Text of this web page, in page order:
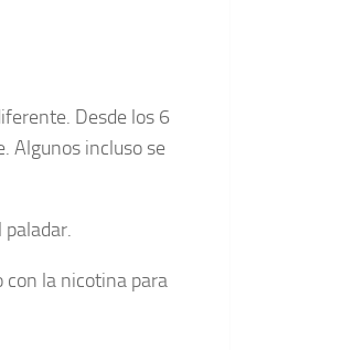
Desde los 6
Algunos incluso se
con la nicotina para